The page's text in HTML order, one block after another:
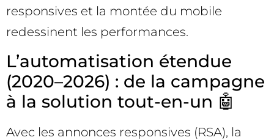
responsives et la montée du mobile
redessinent les performances.
L’automatisation étendue
(2020–2026) : de la campagne
à la solution tout-en-un 🤖
Avec les annonces responsives (RSA), la